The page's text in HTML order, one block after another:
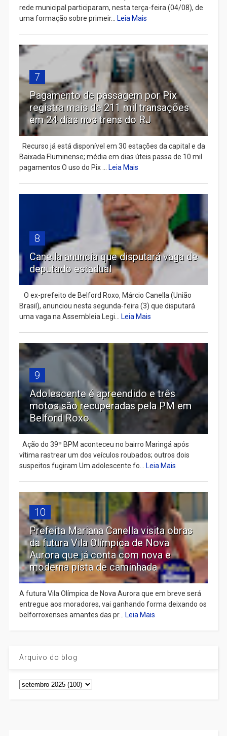
rede municipal participaram, nesta terça-feira (04/08), de
uma formação sobre primeir...
Leia Mais
7
Pagamento de passagem por Pix
registra mais de 211 mil transações
em 24 dias nos trens do RJ
Recurso já está disponível em 30 estações da capital e da
Baixada Fluminense; média em dias úteis passa de 10 mil
pagamentos O uso do Pix ...
Leia Mais
8
Canella anuncia que disputará vaga de
deputado estadual
​ O ex-prefeito de Belford Roxo, Márcio Canella (União
Brasil), anunciou nesta segunda-feira (3) que disputará
uma vaga na Assembleia Legi...
Leia Mais
9
Adolescente é apreendido e três
motos são recuperadas pela PM em
Belford Roxo
Ação do 39º BPM aconteceu no bairro Maringá após
vítima rastrear um dos veículos roubados; outros dois
suspeitos fugiram Um adolescente fo...
Leia Mais
10
Prefeita Mariana Canella visita obras
da futura Vila Olímpica de Nova
Aurora que já conta com nova e
moderna pista de caminhada
A futura Vila Olímpica de Nova Aurora que em breve será
entregue aos moradores, vai ganhando forma deixando os
belforroxenses amantes das pr...
Leia Mais
Arquivo do blog